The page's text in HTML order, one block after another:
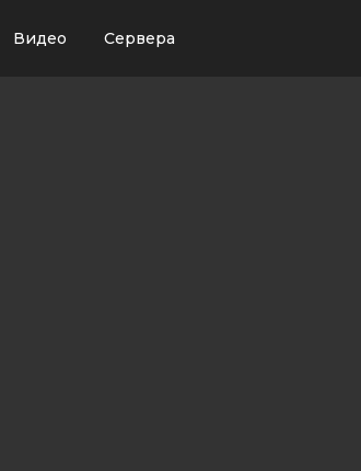
Видео Сервера